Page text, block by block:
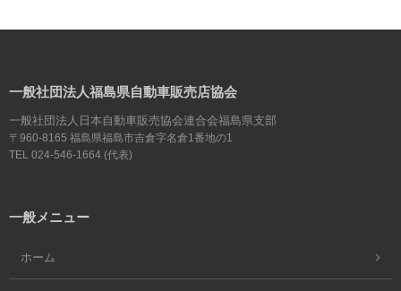
一般社団法人福島県自動車販売店協会
一般社団法人日本自動車販売協会連合会福島県支部
〒960-8165 福島県福島市吉倉字名倉1番地の1
TEL 024-546-1664 (代表)
一般メニュー
ホーム